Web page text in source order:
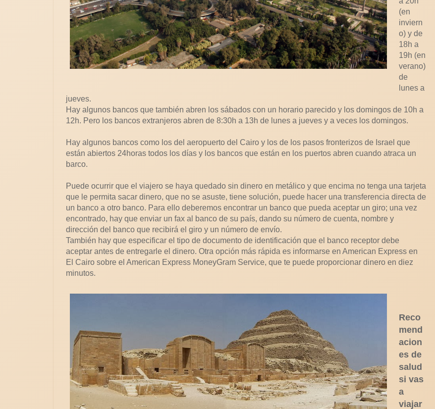
(en
inviern
o) y de
18h a
19h (en
verano)
de
lunes a
jueves.
Hay algunos bancos que también abren los sábados con un horario parecido y los domingos de 10h a
12h. Pero los bancos extranjeros abren de 8:30h a 13h de lunes a jueves y a veces los domingos.
Hay algunos bancos como los del aeropuerto del Cairo y los de los pasos fronterizos de Israel que
están abiertos 24horas todos los días y los bancos que están en los puertos abren cuando atraca un
barco.
Puede ocurrir que el viajero se haya quedado sin dinero en metálico y que encima no tenga una tarjeta
que le permita sacar dinero, que no se asuste, tiene solución, puede hacer una transferencia directa de
un banco a otro banco. Para ello deberemos encontrar un banco que pueda aceptar un giro; una vez
encontrado, hay que enviar un fax al banco de su país, dando su número de cuenta, nombre y
dirección del banco que recibirá el giro y un número de envío.
También hay que especificar el tipo de documento de identificación que el banco receptor debe
aceptar antes de entregarle el dinero. Otra opción más rápida es informarse en American Express en
El Cairo sobre el American Express MoneyGram Service, que te puede proporcionar dinero en diez
minutos.
Reco
mend
acion
es de
salud
si vas
a
viajar